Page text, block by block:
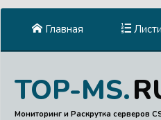
Главная
TOP-MS.
Мониторинг и Раскрутка серверов